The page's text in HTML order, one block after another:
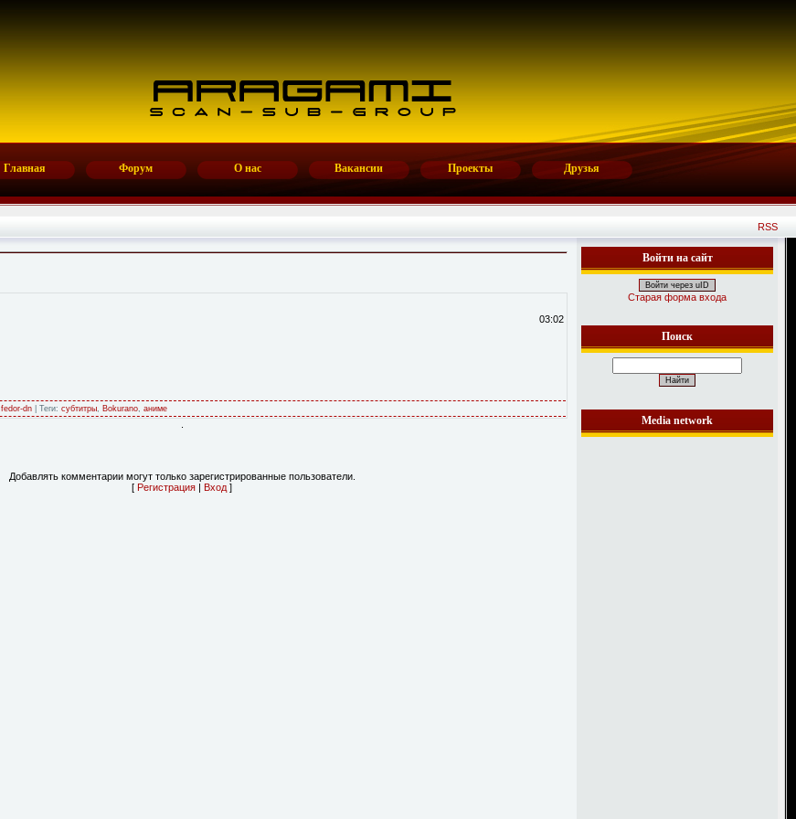
Главная Форум О нас Вакансии Проекты Друзья
RSS
03:02
fedor-dn | Теги: субтитры Bokurano аниме
Добавлять комментарии могут только зарегистрированные пользователи.
[ Регистрация | Вход ]
Войти на сайт
Войти через uID
Старая форма входа
Поиск
Media network